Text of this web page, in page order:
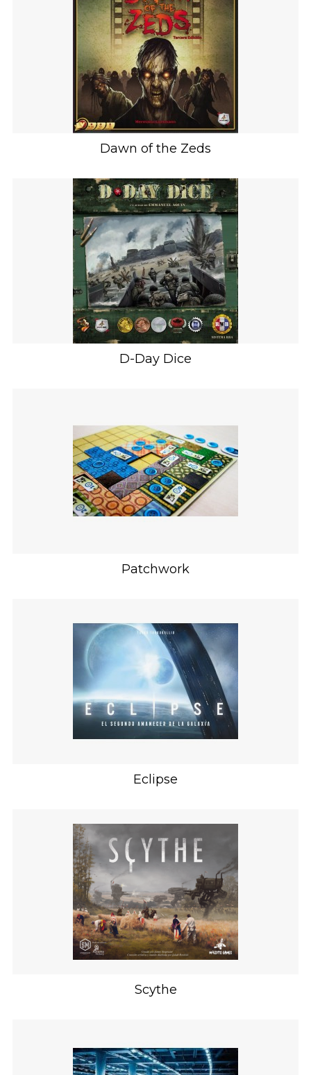
Dawn of the Zeds
D-Day Dice
Patchwork
Eclipse
Scythe